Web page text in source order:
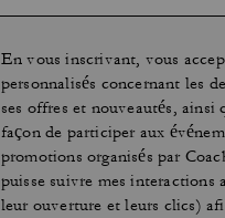
En vous inscrivant, vous
personnalisés concernant les
ses offres et nouveautés, ainsi
façon de participer aux
promotions organisés par
puisse suivre mes interactions
leur ouverture et leurs clics)